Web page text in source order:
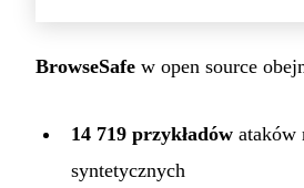
BrowseSafe w open source
14 719 przykładów ataków
syntetycznych